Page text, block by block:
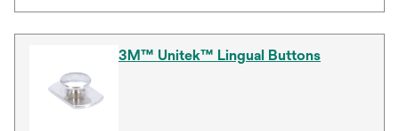
3M™ Unitek™ Lingual Buttons